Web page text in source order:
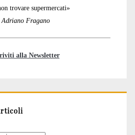
trovare supermercati»
Adriano Fragano
alla Newsletter